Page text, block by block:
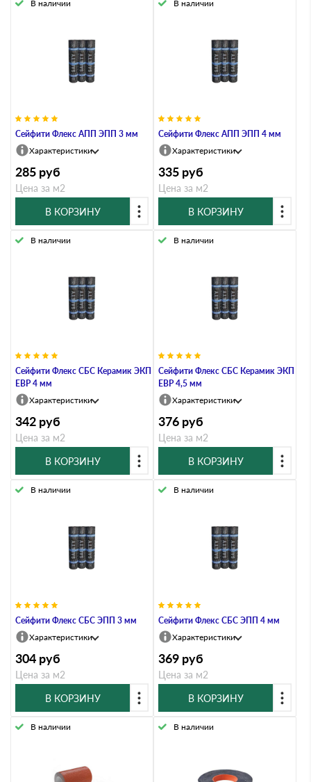
Сейфити Флекс АПП ЭПП 3 мм
В наличии
Характеристики
285 руб
Цена за м2
В КОРЗИНУ
Сейфити Флекс АПП ЭПП 4 мм
В наличии
Характеристики
335 руб
Цена за м2
В КОРЗИНУ
Сейфити Флекс СБС Керамик ЭКП
ЕВР 4 мм
В наличии
Характеристики
342 руб
Цена за м2
В КОРЗИНУ
Сейфити Флекс СБС Керамик ЭКП
ЕВР 4,5 мм
В наличии
Характеристики
376 руб
Цена за м2
В КОРЗИНУ
Сейфити Флекс СБС ЭПП 3 мм
В наличии
Характеристики
304 руб
Цена за м2
В КОРЗИНУ
Сейфити Флекс СБС ЭПП 4 мм
В наличии
Характеристики
369 руб
Цена за м2
В КОРЗИНУ
В наличии В наличии